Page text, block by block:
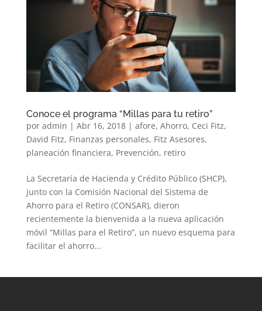
Conoce el programa “Millas para tu retiro”
por admin | Abr 16, 2018| afore, Ahorro, Ceci Fitz,
David Fitz, Finanzas personales, Fitz Asesores,
planeación financiera, Prevención, retiro
La Secretaría de Hacienda y Crédito Público (SHCP),
junto con la Comisión Nacional del Sistema de
Ahorro para el Retiro (CONSAR), dieron
recientemente la bienvenida a la nueva aplicación
móvil “Millas para el Retiro”, un nuevo esquema para
facilitar el ahorro...